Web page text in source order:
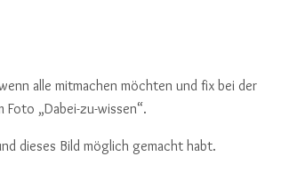
alle mitmachen möchten und fix bei der
„Dabei-zu-wissen“.
dieses Bild möglich gemacht habt.